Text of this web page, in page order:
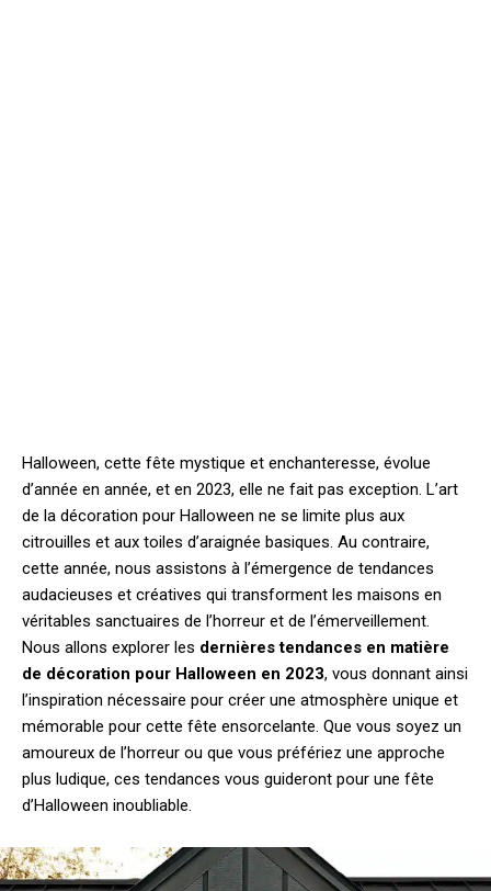
Halloween, cette fête mystique et enchanteresse, évolue
d’année en année, et en 2023, elle ne fait pas exception. L’art
de la décoration pour Halloween ne se limite plus aux
citrouilles et aux toiles d’araignée basiques. Au contraire,
cette année, nous assistons à l’émergence de tendances
audacieuses et créatives qui transforment les maisons en
véritables sanctuaires de l’horreur et de l’émerveillement.
Nous allons explorer les dernières tendances en matière
de décoration pour Halloween en 2023, vous donnant ainsi
l’inspiration nécessaire pour créer une atmosphère unique et
mémorable pour cette fête ensorcelante. Que vous soyez un
amoureux de l’horreur ou que vous préfériez une approche
plus ludique, ces tendances vous guideront pour une fête
d’Halloween inoubliable.